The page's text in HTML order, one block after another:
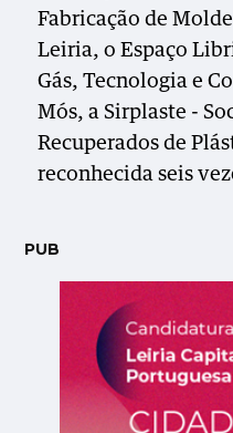
Fabricação de
Leiria, o Espaço
Gás, Tecnologia e
Mós, a Sirplaste -
Recuperados de
reconhecida seis
PUB